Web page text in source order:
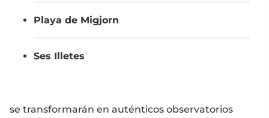
Playa de Migjorn
Ses Illetes
se transformarán en auténticos observatorios